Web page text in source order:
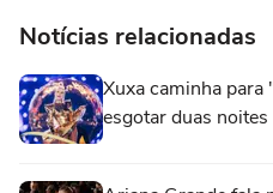
Notícias relacionadas
Xuxa caminha para
esgotar duas